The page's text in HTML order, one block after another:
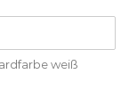
weiß